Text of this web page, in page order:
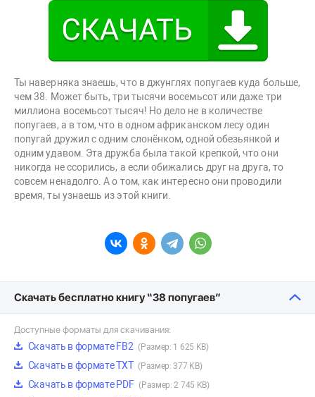
Ты наверняка знаешь, что в джунглях попугаев куда больше,
чем 38. Может быть, три тысячи восемьсот или даже три
миллиона восемьсот тысяч! Но дело не в количестве
попугаев, а в том, что в одном африканском лесу один
попугай дружил с одним слонёнком, одной обезьянкой и
одним удавом. Эта дружба была такой крепкой, что они
никогда не ссорились, а если обижались друг на друга, то
совсем ненадолго. А о том, как интересно они проводили
время, ты узнаешь из этой книги.
Скачать бесплатно книгу “38 попугаев”
Доступные форматы для скачивания:
Скачать в формате FB2 (Размер: 1 625 KB)
Скачать в формате TXT (Размер: 377 KB)
Скачать в формате PDF (Размер: 2 745 KB)